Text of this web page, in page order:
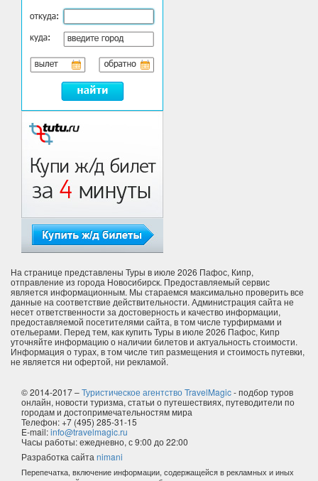
На странице представлены Туры в июле 2026 Пафос, Кипр,
отправление из города Новосибирск. Предоставляемый сервис
является информационным. Мы стараемся максимально проверить все
данные на соответствие действительности. Администрация сайта не
несет ответственности за достоверность и качество информации,
предоставляемой посетителями сайта, в том числе турфирмами и
отельерами. Перед тем, как купить Туры в июле 2026 Пафос, Кипр
уточняйте информацию о наличии билетов и актуальность стоимости.
Информация о турах, в том числе тип размещения и стоимость путевки,
не является ни офертой, ни рекламой.
© 2014-2017 –Туристическое агентство TravelMagic- подбор туров
онлайн, новости туризма, статьи о путешествиях, путеводители по
городам и достопримечательностям мира
Телефон: +7 (495) 285-31-15
E-mail:info@travelmagic.ru
Часы работы: ежедневно, с 9:00 до 22:00
Разработка сайта nimani
Перепечатка, включение информации, содержащейся в рекламных и иных